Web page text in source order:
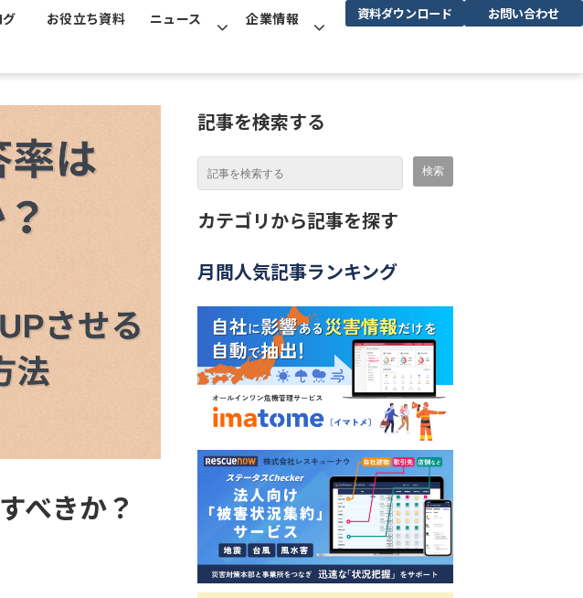
お役立ち資料 ニュース
企業情報
資料ダウンロード お問い合わせ
べきか？
記事を検索する
カテゴリから記事を探す
月間人気記事ランキング